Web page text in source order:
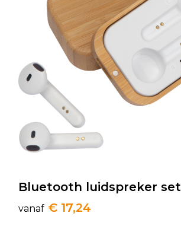
Bluetooth luidspreker set
vanaf € 17,24